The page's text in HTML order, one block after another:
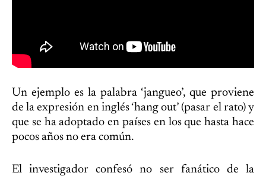
Un ejemplo es la palabra ‘jangueo’, que proviene
de la expresión en inglés ‘hang out’ (pasar el rato) y
que se ha adoptado en países en los que hasta hace
pocos años no era común.
El investigador confesó no ser fanático de la